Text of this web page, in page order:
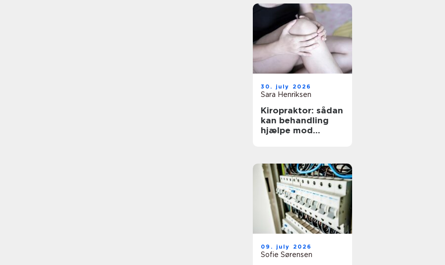
30. july 2026
Sara Henriksen
Kiropraktor: sådan
kan behandling
hjælpe mod
09. july 2026
Sofie Sørensen